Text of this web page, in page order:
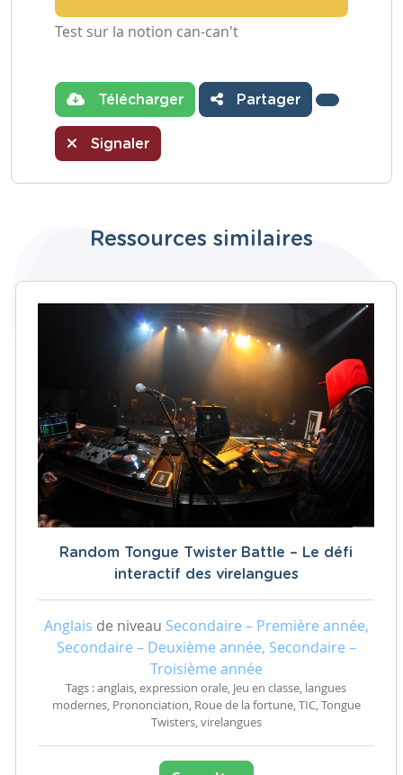
Test sur la notion can-can't
Télécharger Partager
Signaler
Ressources similaires
Random Tongue Twister Battle – Le défi
interactif des virelangues
Anglais de niveau Secondaire – Première année,
Secondaire – Deuxième année, Secondaire –
Troisième année
Tags : anglais, expression orale, Jeu en classe, langues
modernes, Prononciation, Roue de la fortune, TIC, Tongue
Twisters, virelangues